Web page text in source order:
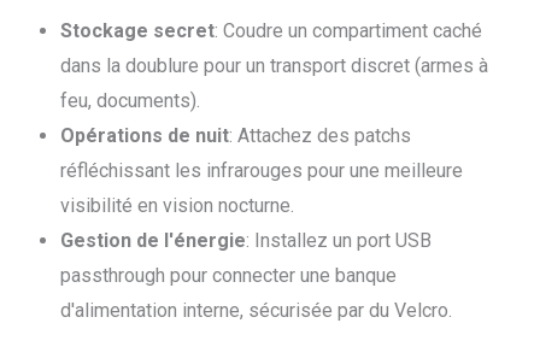
Stockage secret: Coudre un compartiment caché
dans la doublure pour un transport discret (armes à
feu, documents).
Opérations de nuit: Attachez des patchs
réfléchissant les infrarouges pour une meilleure
visibilité en vision nocturne.
Gestion de l'énergie: Installez un port USB
passthrough pour connecter une banque
d'alimentation interne, sécurisée par du Velcro.